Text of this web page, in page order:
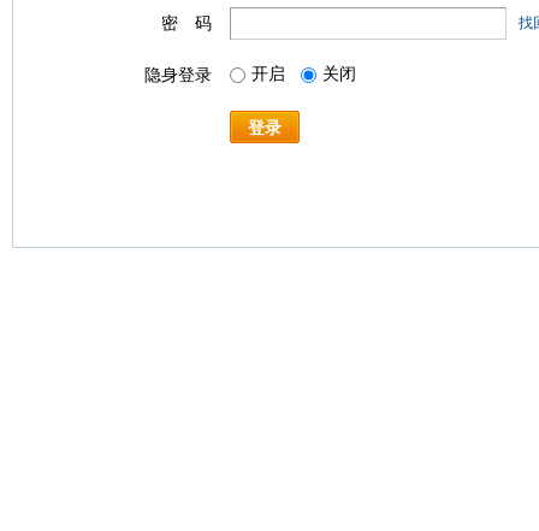
密 码 找
隐身登录 开启 关闭
登录